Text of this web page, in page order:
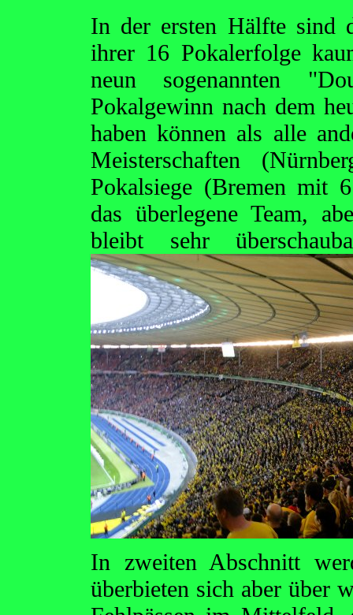
In der ersten Hälfte sind
ihrer 16 Pokalerfolge
neun sogenannten
Pokalgewinn nach dem
haben können als alle
Meisterschaften
Pokalsiege (Bremen mit
das überlegene Team,
bleibt sehr
In zweiten Abschnitt
überbieten sich aber über